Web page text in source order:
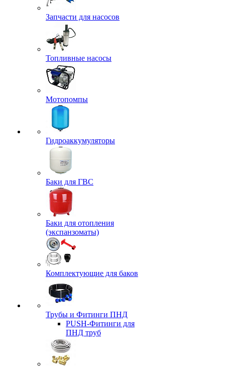
Запчасти для насосов
Топливные насосы
Мотопомпы
Гидроаккумуляторы
Баки для ГВС
Баки для отопления
(экспанзоматы)
Комплектующие для баков
Трубы и Фитинги ПНД
PUSH-Фитинги для
ПНД труб